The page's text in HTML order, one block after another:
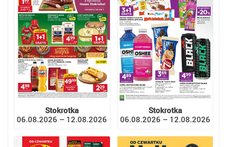
Stokrotka
06.08.2026 – 12.08.2026
Stokrotka
06.08.2026 – 12.08.2026